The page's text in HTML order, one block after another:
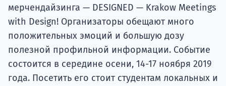
мерчендайзинга — DESIGNED — Krakow Meetings
with Design! Организаторы обещают много
положительных эмоций и большую дозу
полезной профильной информации. Событие
состоится в середине осени, 14-17 ноября 2019
года. Посетить его стоит студентам локальных и